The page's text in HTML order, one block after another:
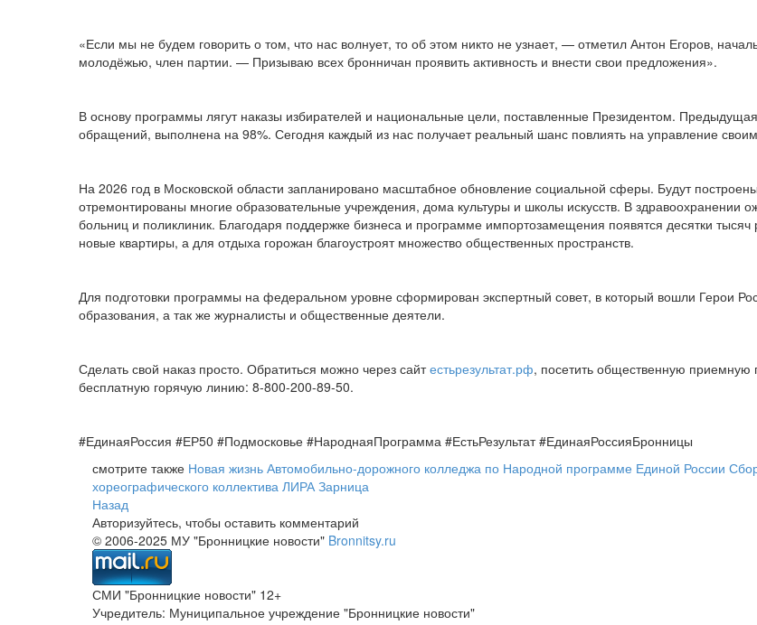
«Если мы не будем говорить о том, что нас волнует, то об этом никто не узнает, — отметил Антон Егоров,
молодёжью, член партии. — Призываю всех бронничан проявить активность и внести свои предложения».
В основу программы лягут наказы избирателей и национальные цели, поставленные Президентом.
обращений, выполнена на 98%. Сегодня каждый из нас получает реальный шанс повлиять на управление
На 2026 год в Московской области запланировано масштабное обновление социальной сферы. Будут
отремонтированы многие образовательные учреждения, дома культуры и школы искусств. В здравоохранении
больниц и поликлиник. Благодаря поддержке бизнеса и программе импортозамещения появятся десятки
новые квартиры, а для отдыха горожан благоустроят множество общественных пространств.
Для подготовки программы на федеральном уровне сформирован экспертный совет, в который вошли Герои
образования, а так же журналисты и общественные деятели.
Сделать свой наказ просто. Обратиться можно через сайтестьрезультат.рф, посетить общественную приемную
бесплатную горячую линию: 8-800-200-89-50.
#ЕдинаяРоссия #ЕР50 #Подмосковье #НароднаяПрограмма #ЕстьРезультат #ЕдинаяРоссияБронницы
смотрите также Новая жизнь Автомобильно-дорожного колледжа по Народной программе Единой России
хореографического коллектива ЛИРА Зарница
Назад
Авторизуйтесь, чтобы оставить комментарий
© 2006-2025 МУ "Бронницкие новости" Bronnitsy.ru
СМИ "Бронницкие новости" 12+
Учредитель: Муниципальное учреждение "Бронницкие новости"